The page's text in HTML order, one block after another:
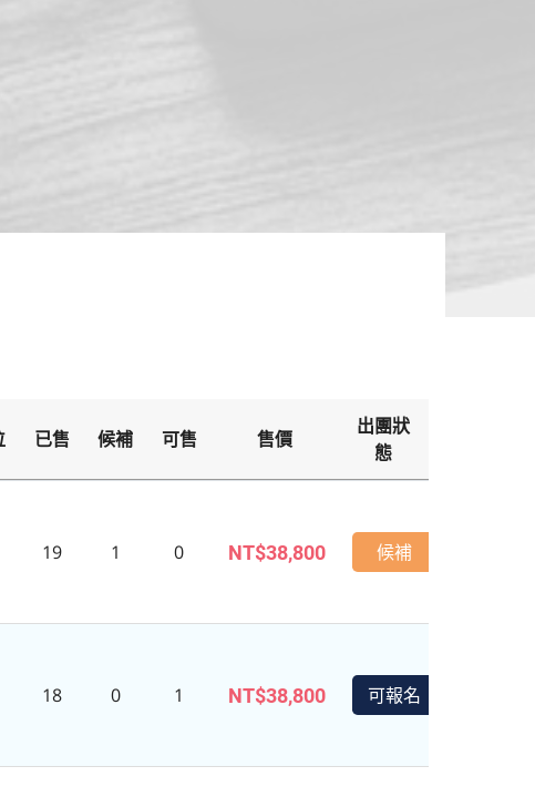
已售 候補 可售 售價
出團狀
態
19 1 0 NT$38,800 候補
18 0 1 NT$38,800 可報名